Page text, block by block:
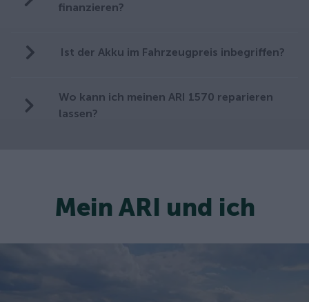
finanzieren?
Ist der Akku im Fahrzeugpreis inbegriffen?
Wo kann ich meinen ARI 1570 reparieren
lassen?
Mein ARI und ich